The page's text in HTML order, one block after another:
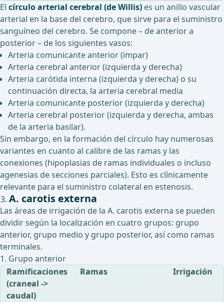
El círculo arterial cerebral (de Willis) es un anillo vascular
arterial en la base del cerebro, que sirve para el suministro
sanguíneo del cerebro. Se compone – de anterior a
posterior – de los siguientes vasos:
Arteria comunicante anterior (impar)
Arteria cerebral anterior (izquierda y derecha)
Arteria carótida interna (izquierda y derecha) o su
continuación directa, la arteria cerebral media
Arteria comunicante posterior (izquierda y derecha)
Arteria cerebral posterior (izquierda y derecha, ambas
de la arteria basilar).
Sin embargo, en la formación del círculo hay numerosas
variantes en cuanto al calibre de las ramas y las
conexiones (hipoplasias de ramas individuales o incluso
agenesias de secciones parciales). Esto es clínicamente
relevante para el suministro colateral en estenosis.
A. carotis externa
Las áreas de irrigación de la A. carotis externa se pueden
dividir según la localización en cuatro grupos: grupo
anterior, grupo medio y grupo posterior, así como ramas
terminales.
1. Grupo anterior
Ramificaciones
(craneal ->
caudal)
Ramas Irrigación